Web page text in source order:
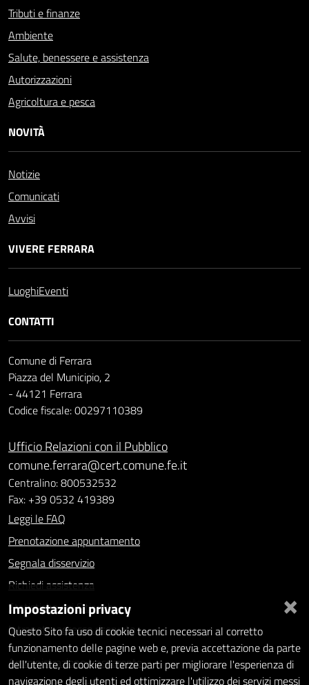
Tributi e finanze
Ambiente
Salute, benessere e assistenza
Autorizzazioni
Agricoltura e pesca
NOVITÀ
Notizie
Comunicati
Avvisi
VIVERE FERRARA
LuoghiEventi
CONTATTI
Comune di Ferrara
Piazza del Municipio, 2
- 44121 Ferrara
Codice fiscale: 00297110389
Ufficio Relazioni con il Pubblico
comune.ferrara@cert.comune.fe.it
Centralino: 800532532
Fax: +39 0532 419389
Leggi le FAQ
Prenotazione appuntamento
Segnala disservizio
Richiedi assistenza
Statistiche dei Siti web
Intranet - accesso riservato
Amministrazione trasparente
×
Impostazioni privacy
Questo Sito fa uso di cookie tecnici necessari al corretto
funzionamento delle pagine web e, previa accettazione da parte
dell'utente, di cookie di terze parti per migliorare l'esperienza di
navigazione degli utenti ed ottimizzare l'utilizzo dei servizi messi